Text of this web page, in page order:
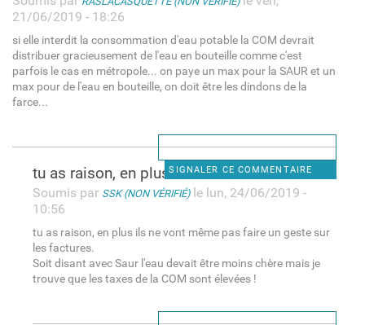
21/06/2019 - 18:26
si elle interdit la consommation d'eau potable la COM devrait
distribuer gracieusement de l'eau en bouteille comme c'est
parfois le cas en métropole... on paye un max pour la SAUR et un
max pour de l'eau en bouteille, on doit être les dindons de la
farce...
SIGNALER CE COMMENTAIRE
tu as raison, en plus ils ne
Soumis par SSK (NON VÉRIFIÉ)le lun, 24/06/2019 -
10:56
tu as raison, en plus ils ne vont même pas faire un geste sur
les factures.
Soit disant avec Saur l'eau devait être moins chère mais je
trouve que les taxes de la COM sont élevées !